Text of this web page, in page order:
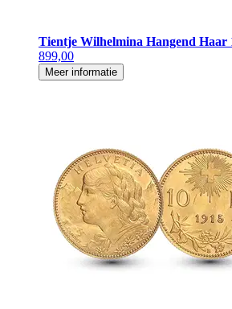
Tientje Wilhelmina Hangend Haar
899,00
Meer informatie